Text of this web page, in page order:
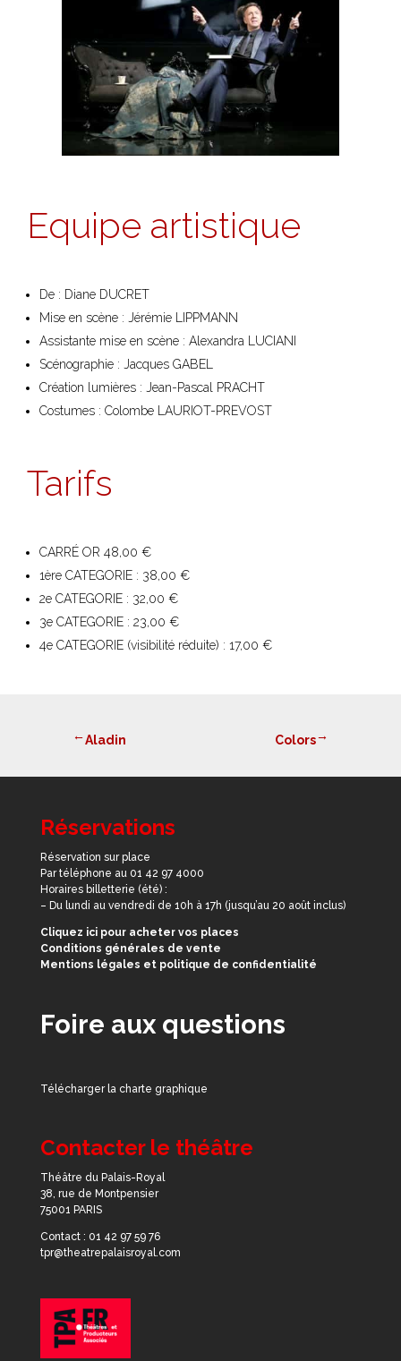
Equipe artistique
De : Diane DUCRET
Mise en scène : Jérémie LIPPMANN
Assistante mise en scène : Alexandra LUCIANI
Scénographie : Jacques GABEL
Création lumières : Jean-Pascal PRACHT
Costumes : Colombe LAURIOT-PREVOST
Tarifs
CARRÉ OR 48,00 €
1ère CATEGORIE : 38,00 €
2e CATEGORIE : 32,00 €
3e CATEGORIE : 23,00 €
4e CATEGORIE (visibilité réduite) : 17,00 €
←
Colors
Aladin
→
Réservations
Réservation sur place
Par téléphone au 01 42 97 4000
Horaires billetterie (été) :
– Du lundi au vendredi de 10h à 17h (jusqu’au 20 août inclus)
Cliquez ici pour acheter vos places
Conditions générales de vente
Mentions légales et politique de confidentialité
Foire aux questions
Télécharger la charte graphique
Contacter le théâtre
Théâtre du Palais-Royal
38, rue de Montpensier
75001 PARIS
Contact : 01 42 97 59 76
tpr@theatrepalaisroyal.com